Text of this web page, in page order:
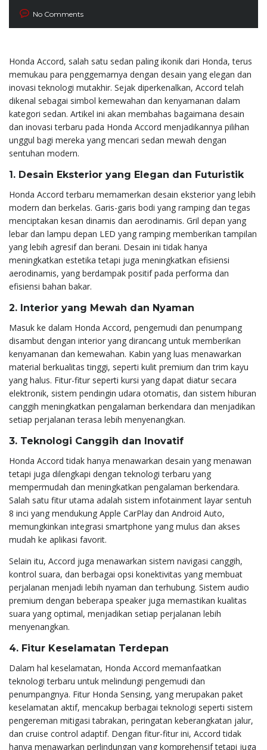
No Comments
Honda Accord, salah satu sedan paling ikonik dari Honda, terus
memukau para penggemarnya dengan desain yang elegan dan
inovasi teknologi mutakhir. Sejak diperkenalkan, Accord telah
dikenal sebagai simbol kemewahan dan kenyamanan dalam
kategori sedan. Artikel ini akan membahas bagaimana desain
dan inovasi terbaru pada Honda Accord menjadikannya pilihan
unggul bagi mereka yang mencari sedan mewah dengan
sentuhan modern.
1. Desain Eksterior yang Elegan dan Futuristik
Honda Accord terbaru memamerkan desain eksterior yang lebih
modern dan berkelas. Garis-garis bodi yang ramping dan tegas
menciptakan kesan dinamis dan aerodinamis. Gril depan yang
lebar dan lampu depan LED yang ramping memberikan tampilan
yang lebih agresif dan berani. Desain ini tidak hanya
meningkatkan estetika tetapi juga meningkatkan efisiensi
aerodinamis, yang berdampak positif pada performa dan
efisiensi bahan bakar.
2. Interior yang Mewah dan Nyaman
Masuk ke dalam Honda Accord, pengemudi dan penumpang
disambut dengan interior yang dirancang untuk memberikan
kenyamanan dan kemewahan. Kabin yang luas menawarkan
material berkualitas tinggi, seperti kulit premium dan trim kayu
yang halus. Fitur-fitur seperti kursi yang dapat diatur secara
elektronik, sistem pendingin udara otomatis, dan sistem hiburan
canggih meningkatkan pengalaman berkendara dan menjadikan
setiap perjalanan terasa lebih menyenangkan.
3. Teknologi Canggih dan Inovatif
Honda Accord tidak hanya menawarkan desain yang menawan
tetapi juga dilengkapi dengan teknologi terbaru yang
mempermudah dan meningkatkan pengalaman berkendara.
Salah satu fitur utama adalah sistem infotainment layar sentuh
8 inci yang mendukung Apple CarPlay dan Android Auto,
memungkinkan integrasi smartphone yang mulus dan akses
mudah ke aplikasi favorit.
Selain itu, Accord juga menawarkan sistem navigasi canggih,
kontrol suara, dan berbagai opsi konektivitas yang membuat
perjalanan menjadi lebih nyaman dan terhubung. Sistem audio
premium dengan beberapa speaker juga memastikan kualitas
suara yang optimal, menjadikan setiap perjalanan lebih
menyenangkan.
4. Fitur Keselamatan Terdepan
Dalam hal keselamatan, Honda Accord memanfaatkan
teknologi terbaru untuk melindungi pengemudi dan
penumpangnya. Fitur Honda Sensing, yang merupakan paket
keselamatan aktif, mencakup berbagai teknologi seperti sistem
pengereman mitigasi tabrakan, peringatan keberangkatan jalur,
dan cruise control adaptif. Dengan fitur-fitur ini, Accord tidak
hanya menawarkan perlindungan yang komprehensif tetapi juga